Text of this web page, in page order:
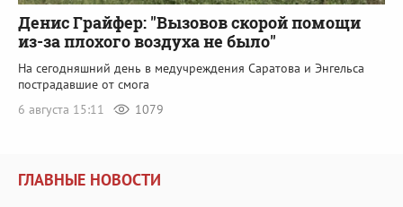
Денис Грайфер: "Вызовов скорой помощи
из-за плохого воздуха не было"
На сегодняшний день в медучреждения Саратова и Энгельса
пострадавшие от смога
6 августа 15:11
1079
ГЛАВНЫЕ НОВОСТИ